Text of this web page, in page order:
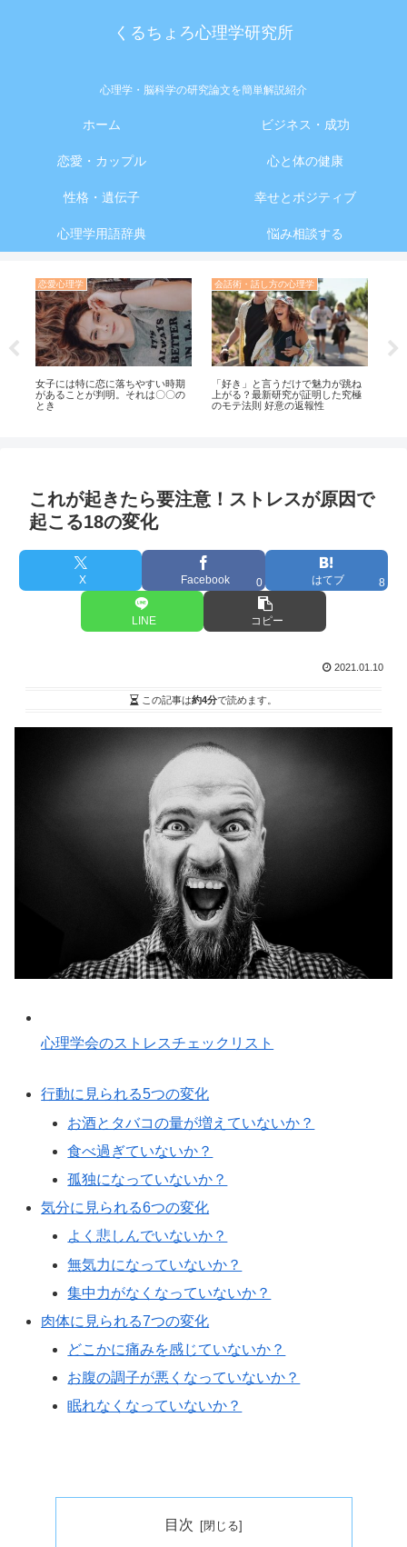
くるちょろ心理学研究所
心理学・脳科学の研究論文を簡単解説紹介
ホーム ビジネス・成功
恋愛・カップル 心と体の健康
性格・遺伝子 幸せとポジティブ
心理学用語辞典 悩み相談する
が跳ね
た究極
イメージを変える・印象操作の心理学
「ブランド好き」は自信のなさを
隠す心の防具？高級品に依存する
しぐさの心理学
【パチパチ】なぜそのときあなた
は手を叩くのか？拍手をする心理
これが起きたら要注意！ストレスが原因で
起こる18の変化
X Facebook 0 はてブ 8
LINE コピー
2021.01.10
この記事は約4分で読めます。
心理学会のストレスチェックリスト
行動に見られる5つの変化
お酒とタバコの量が増えていないか？
食べ過ぎていないか？
孤独になっていないか？
気分に見られる6つの変化
よく悲しんでいないか？
無気力になっていないか？
集中力がなくなっていないか？
肉体に見られる7つの変化
どこかに痛みを感じていないか？
お腹の調子が悪くなっていないか？
眠れなくなっていないか？
目次